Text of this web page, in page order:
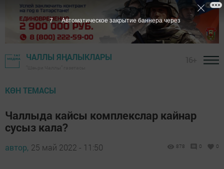
ЧАЛЛЫ ЯҢАЛЫКЛАРЫ
КӨН ТЕМАСЫ
Чаллыда кайсы комплекслар кайнар
сусыз кала?
автор, 25 май 2022 - 11:50 878 0 0
6 Автоматическое закрытие баннера через